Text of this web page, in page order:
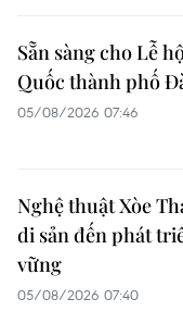
Sẵn sàng cho Lễ
Quốc thành phố
05/08/2026 07:46
Nghệ thuật Xòe
di sản đến phát
vững
05/08/2026 07:40